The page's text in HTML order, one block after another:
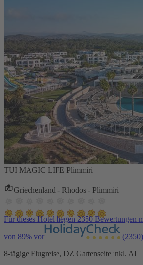
TUI MAGIC LIFE Plimmiri
Griechenland - Rhodos - Plimmiri
Für dieses Hotel liegen 2350 Bewertungen
von 89% vor (2350)
8-tägige Flugreise, DZ Gartenseite inkl. AI